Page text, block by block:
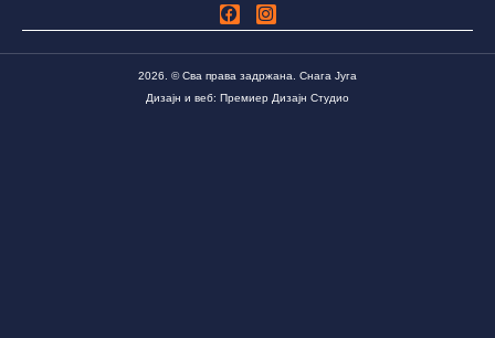
2026. © Сва права задржана. Снага Југа
Дизајн и веб: Премиер Дизајн Студио